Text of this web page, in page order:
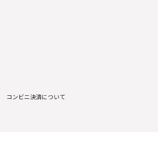
コンビニ決済について